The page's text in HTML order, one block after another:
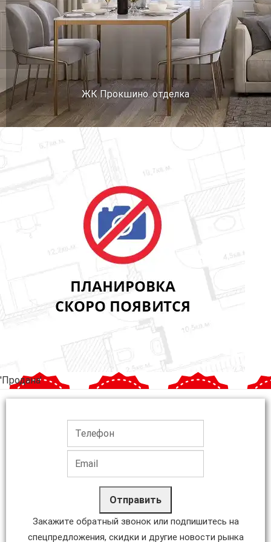
ЖК Прокшино. отделка
'Продана'
Отправить
Закажите обратный звонок или подпишитесь на
спецпредложения, скидки и другие новости рынка